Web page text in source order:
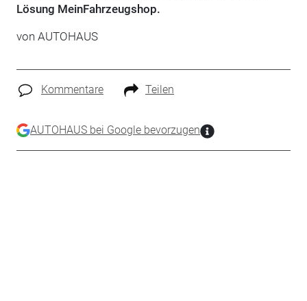
Lösung MeinFahrzeugshop.
von AUTOHAUS
Kommentare Teilen
AUTOHAUS bei Google bevorzugen